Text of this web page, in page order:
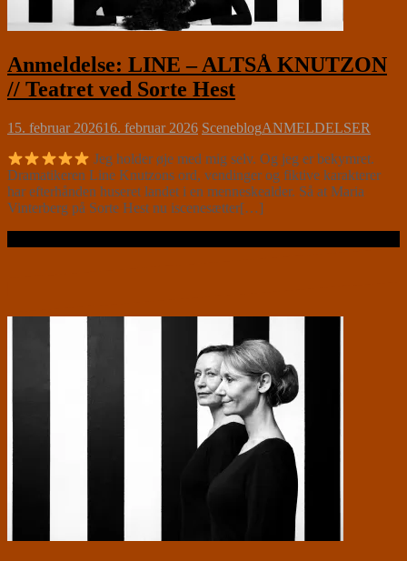
Anmeldelse: LINE – ALTSÅ KNUTZON
// Teatret ved Sorte Hest
15. februar 202616. februar 2026 SceneblogANMELDELSER
Jeg holder øje med mig selv. Og jeg er bekymret.
Dramatikeren Line Knutzons ord, vendinger og fiktive karakterer
har efterhånden huseret landet i en menneskealder. Så at Maria
Vinterberg på Sorte Hest nu iscenesætter[…]